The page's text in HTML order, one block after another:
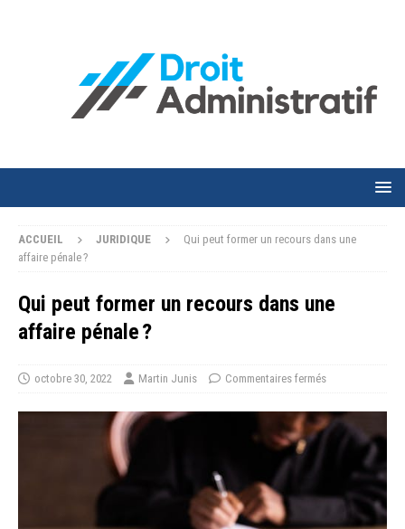
ACCUEIL JURIDIQUE
Qui peut former un recours dans une
affaire pénale ?
Qui peut former un recours dans une
affaire pénale ?
octobre 30, 2022 Martin Junis Commentaires fermés